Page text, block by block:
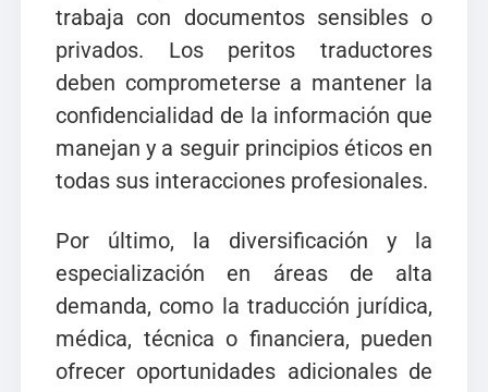
trabaja con documentos sensibles o
privados. Los peritos traductores
deben comprometerse a mantener la
confidencialidad de la información que
manejan y a seguir principios éticos en
todas sus interacciones profesionales.
Por último, la diversificación y la
especialización en áreas de alta
demanda, como la traducción jurídica,
médica, técnica o financiera, pueden
ofrecer oportunidades adicionales de